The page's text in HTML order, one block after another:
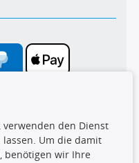
verwenden den Dienst
lassen. Um die damit
benötigen wir Ihre